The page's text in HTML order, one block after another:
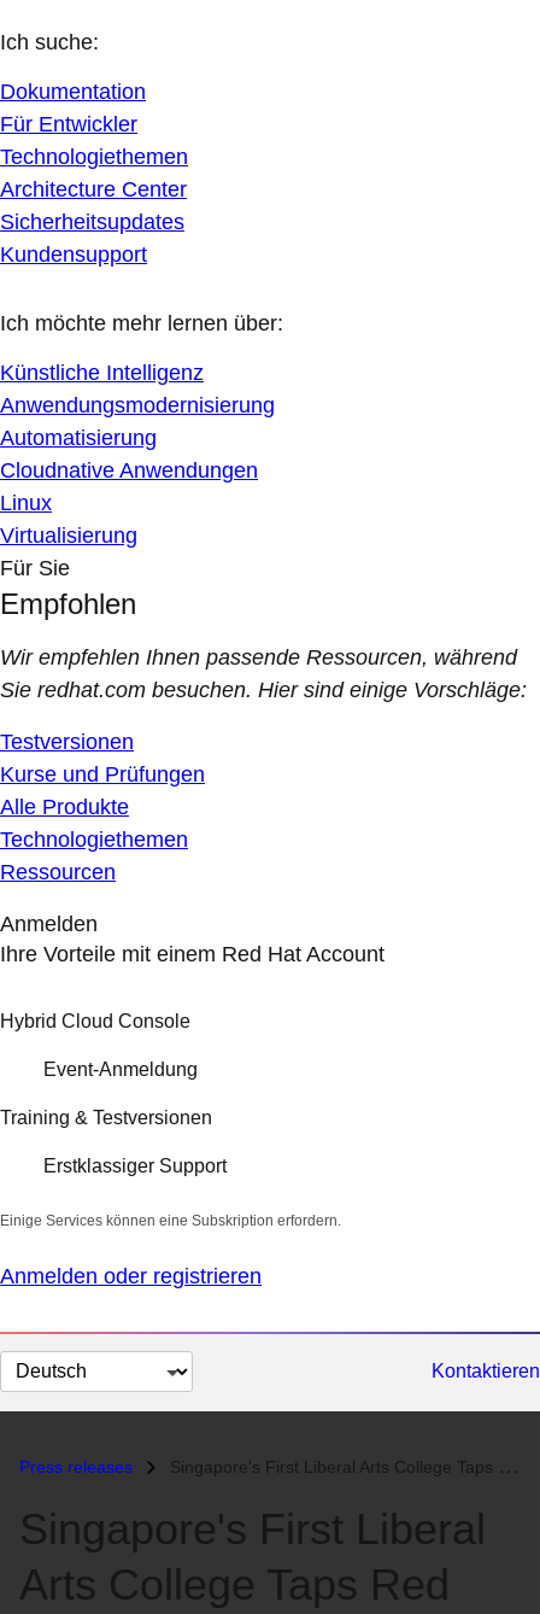
Ich suche:
Dokumentation
Für Entwickler
Technologiethemen
Architecture Center
Sicherheitsupdates
Kundensupport
Ich möchte mehr lernen über:
Künstliche Intelligenz
Anwendungsmodernisierung
Automatisierung
Cloudnative Anwendungen
Linux
Virtualisierung
Für Sie
Empfohlen
Wir empfehlen Ihnen passende Ressourcen, während
Sie redhat.com besuchen. Hier sind einige Vorschläge:
Testversionen
Kurse und Prüfungen
Alle Produkte
Technologiethemen
Ressourcen
Anmelden
Ihre Vorteile mit einem Red Hat Account
Hybrid Cloud Console
Event-Anmeldung
Training & Testversionen
Erstklassiger Support
Einige Services können eine Subskription erfordern.
Anmelden oder registrieren
Sprache
auswählen
Kontaktieren
Press releases Singapore's First Liberal Arts College Taps Red Hat and Dell for...
Singapore's First Liberal
Arts College Taps Red